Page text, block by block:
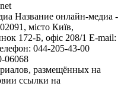
Название онлайн-медиа -
місто Київ,
172-Б, офіс 208/1 E-mail:
044-205-43-00
06068
размещённых на
ссылки на